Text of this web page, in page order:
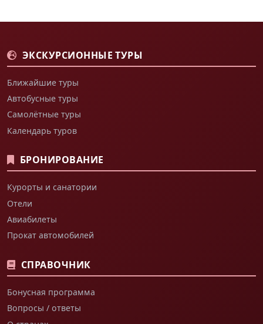
ЭКСКУРСИОННЫЕ ТУРЫ
Ближайшие туры
Автобусные туры
Самолётные туры
Календарь туров
БРОНИРОВАНИЕ
Курорты и санатории
Отели
Авиабилеты
Прокат автомобилей
СПРАВОЧНИК
Бонусная программа
Вопросы / ответы